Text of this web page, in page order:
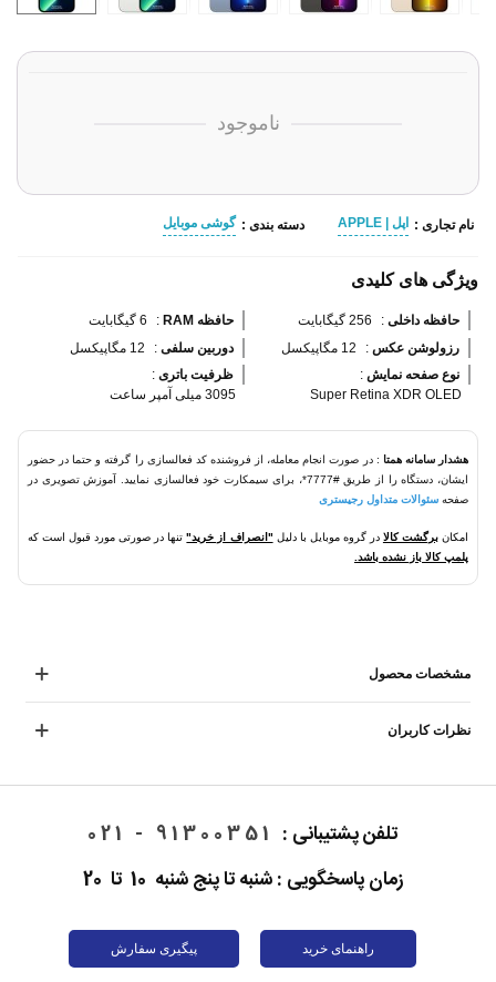
ناموجود
نام تجاری : اپل | APPLE دسته بندی : گوشی موبایل
ویژگی های کلیدی
حافظه داخلی : 256 گیگابایت حافظه RAM :
6 گیگابایت
رزولوشن عکس : 12 مگاپیکسل دوربین سلفی :
12 مگاپیکسل
نوع صفحه نمایش :
Super Retina XDR OLED
ظرفیت باتری :
3095 میلی آمپر ساعت
هشدار سامانه همتا : در صورت انجام معامله، از فروشنده کد فعالسازی را گرفته و حتما در حضور
ایشان، دستگاه را از طریق #7777*، برای سیمکارت خود فعالسازی نمایید. آموزش تصویری در
صفحه سئوالات متداول رجیستری
امکانبرگشت کالا در گروه موبایل با دلیل "انصراف از خرید"تنها در صورتی مورد قبول است که
پلمپ کالا باز نشده باشد.
مشخصات محصول
نظرات کاربران
تلفن پشتیبانی : 91300351 - 021
زمان پاسخگویی : شنبه تا پنج شنبه 10 تا 20
راهنمای خرید پیگیری سفارش